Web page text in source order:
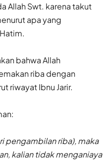
Allah Swt. karena takut
apa yang
bahwa Allah
riba dengan
riwayat Ibnu Jarir.
pengambilan riba), maka
kalian tidak menganiaya